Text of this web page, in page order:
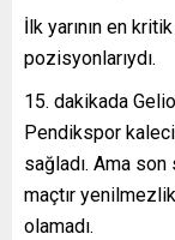
İlk yarının en
pozisyonlarıydı.
dakikada
Pendikspor
sağladı. Ama
maçtır
olamadı.